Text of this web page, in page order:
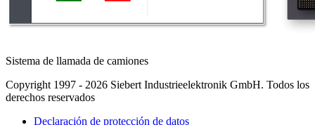
Sistema de llamada de camiones
Copyright 1997 - 2026 Siebert Industrieelektronik GmbH. Todos los
derechos reservados
Declaración de protección de datos